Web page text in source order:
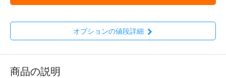
オプションの値段詳細
商品の説明